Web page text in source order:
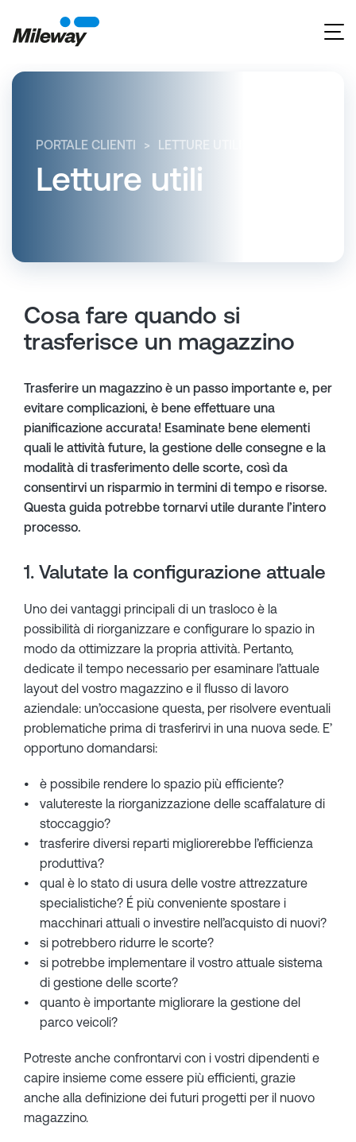
PORTALE CLIENTI LETTURE UTILI
Letture utili
Cosa fare quando si
trasferisce un magazzino
Trasferire un magazzino è un passo importante e, per
evitare complicazioni, è bene effettuare una
pianificazione accurata! Esaminate bene elementi
quali le attività future, la gestione delle consegne e la
modalità di trasferimento delle scorte, così da
consentirvi un risparmio in termini di tempo e risorse.
Questa guida potrebbe tornarvi utile durante l’intero
processo.
1. Valutate la configurazione attuale
Uno dei vantaggi principali di un trasloco è la
possibilità di riorganizzare e configurare lo spazio in
modo da ottimizzare la propria attività. Pertanto,
dedicate il tempo necessario per esaminare l’attuale
layout del vostro magazzino e il flusso di lavoro
aziendale: un’occasione questa, per risolvere eventuali
problematiche prima di trasferirvi in una nuova sede. E’
opportuno domandarsi:
è possibile rendere lo spazio più efficiente?
valutereste la riorganizzazione delle scaffalature di
stoccaggio?
trasferire diversi reparti migliorerebbe l’efficienza
produttiva?
qual è lo stato di usura delle vostre attrezzature
specialistiche? É più conveniente spostare i
macchinari attuali o investire nell’acquisto di nuovi?
si potrebbero ridurre le scorte?
si potrebbe implementare il vostro attuale sistema
di gestione delle scorte?
quanto è importante migliorare la gestione del
parco veicoli?
Potreste anche confrontarvi con i vostri dipendenti e
capire insieme come essere più efficienti, grazie
anche alla definizione dei futuri progetti per il nuovo
magazzino.